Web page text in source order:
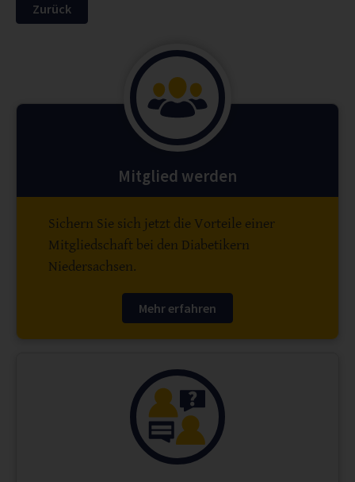
Zurück
Mitglied werden
Sichern Sie sich jetzt die Vorteile einer
Mitgliedschaft bei den Diabetikern
Niedersachsen.
Mehr erfahren